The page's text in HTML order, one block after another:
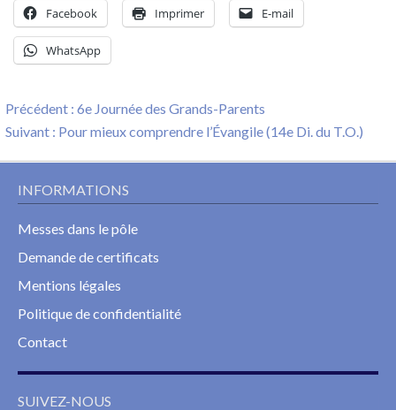
Facebook Imprimer E-mail
WhatsApp
Navigation
de
l’article
Précédent : Previous
post:
6e Journée des Grands-Parents
Suivant : Next
Pour mieux comprendre l’Évangile (14e Di. du T.O.)
INFORMATIONS
Messes dans le pôle
Demande de certificats
Mentions légales
Politique de confidentialité
Contact
SUIVEZ-NOUS